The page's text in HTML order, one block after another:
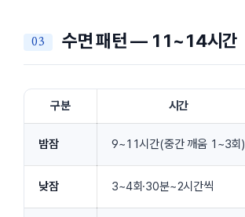
수면 패턴 — 11~14시간
구분 시간
밤잠 9~11시간(중간 깨움 1~3회)
낮잠 3~4회·30분~2시간씩